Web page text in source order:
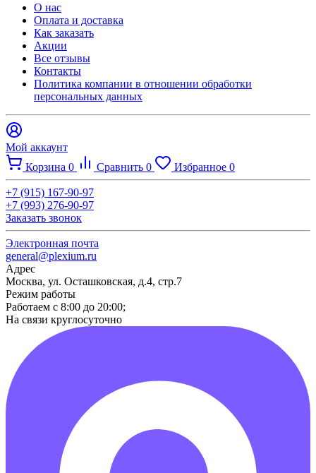
О нас
Оплата и доставка
Как заказать
Акции
Все отзывы
Контакты​
Политика компании в отношении обработки
персональных данных
Мой аккаунт
Корзина 0 Сравнить 0 Избранное 0
+7 (915) 167-90-97
+7 (993) 276-90-97
Заказать звонок
Электронная почта
general@plexium.ru
Адрес
Москва, ул. Осташковская, д.4, стр.7
Режим работы
Работаем с 8:00 до 20:00;
На связи круглосуточно